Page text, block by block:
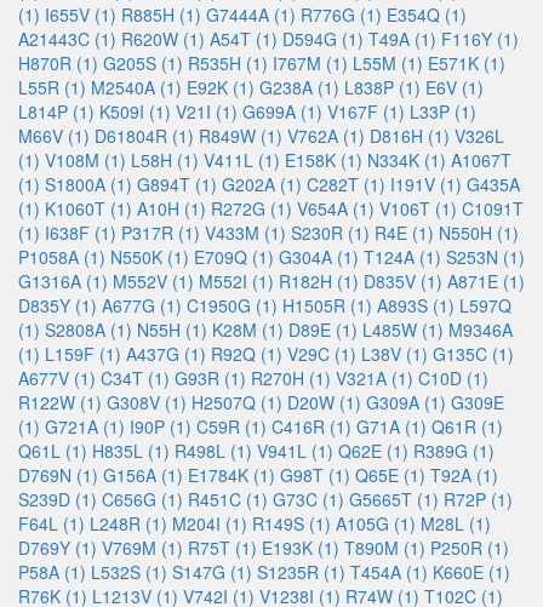
(1) I655V (1) R885H (1) G7444A (1) R776G (1) E354Q (1)
A21443C (1) R620W (1) A54T (1) D594G (1) T49A (1) F116Y (1)
H870R (1) G205S (1) R535H (1) I767M (1) L55M (1) E571K (1)
L55R (1) M2540A (1) E92K (1) G238A (1) L838P (1) E6V (1)
L814P (1) K509I (1) V21I (1) G699A (1) V167F (1) L33P (1)
M66V (1) D61804R (1) R849W (1) V762A (1) D816H (1) V326L
(1) V108M (1) L58H (1) V411L (1) E158K (1) N334K (1) A1067T
(1) S1800A (1) G894T (1) G202A (1) C282T (1) I191V (1) G435A
(1) K1060T (1) A10H (1) R272G (1) V654A (1) V106T (1) C1091T
(1) I638F (1) P317R (1) V433M (1) S230R (1) R4E (1) N550H (1)
P1058A (1) N550K (1) E709Q (1) G304A (1) T124A (1) S253N (1)
G1316A (1) M552V (1) M552I (1) R182H (1) D835V (1) A871E (1)
D835Y (1) A677G (1) C1950G (1) H1505R (1) A893S (1) L597Q
(1) S2808A (1) N55H (1) K28M (1) D89E (1) L485W (1) M9346A
(1) L159F (1) A437G (1) R92Q (1) V29C (1) L38V (1) G135C (1)
A677V (1) C34T (1) G93R (1) R270H (1) V321A (1) C10D (1)
R122W (1) G308V (1) H2507Q (1) D20W (1) G309A (1) G309E
(1) G721A (1) I90P (1) C59R (1) C416R (1) G71A (1) Q61R (1)
Q61L (1) H835L (1) R498L (1) V941L (1) Q62E (1) R389G (1)
D769N (1) G156A (1) E1784K (1) G98T (1) Q65E (1) T92A (1)
S239D (1) C656G (1) R451C (1) G73C (1) G5665T (1) R72P (1)
F64L (1) L248R (1) M204I (1) R149S (1) A105G (1) M28L (1)
D769Y (1) V769M (1) R75T (1) E193K (1) T890M (1) P250R (1)
P58A (1) L532S (1) S147G (1) S1235R (1) T454A (1) K660E (1)
R76K (1) L1213V (1) V742I (1) V1238I (1) R74W (1) T102C (1)